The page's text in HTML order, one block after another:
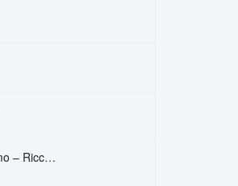
Sara Perche Ti Amo – Ricchi E Poveri